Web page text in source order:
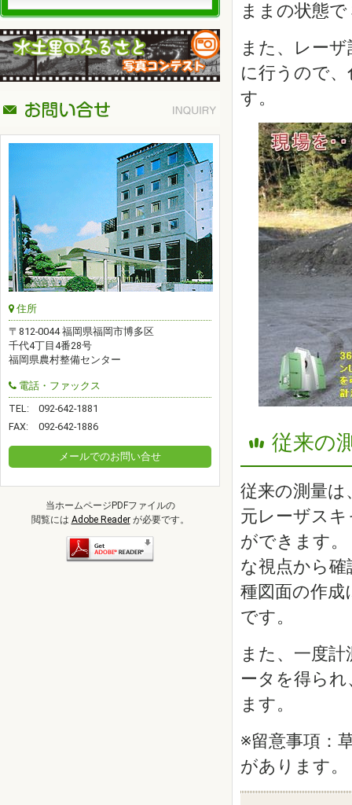
ままの状態
また、レー
に行うので
す。
従来の
従来の測量は
元レーザス
ができます
な視点から
種図面の作
です。
また、一度
ータを得ら
ます。
※留意事項：
があります。
住所
〒812-0044 福岡県福岡市博多区
千代4丁目4番28号
福岡県農村整備センター
電話・ファックス
TEL:
092-642-1881
FAX:
092-642-1886
メールでのお問い合せ
当ホームページPDFファイルの
閲覧には Adobe Readerが必要です。